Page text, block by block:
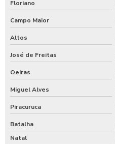
Floriano
Campo Maior
Altos
José de Freitas
Oeiras
Miguel Alves
Piracuruca
Batalha
Natal